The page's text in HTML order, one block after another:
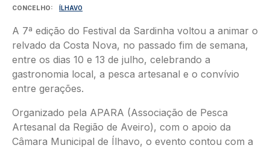
CONCELHO
ÍLHAVO
A 7ª edição do Festival da Sardinha voltou a animar o
relvado da Costa Nova, no passado fim de semana,
entre os dias 10 e 13 de julho, celebrando a
gastronomia local, a pesca artesanal e o convívio
entre gerações.
Organizado pela APARA (Associação de Pesca
Artesanal da Região de Aveiro), com o apoio da
Câmara Municipal de Ílhavo, o evento contou com a